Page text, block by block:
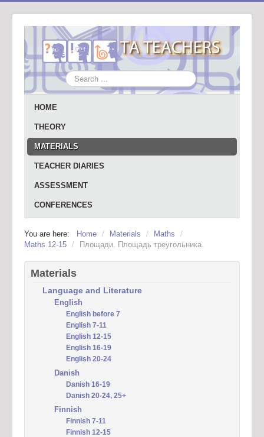
Search
...
HOME
THEORY
MATERIALS
TEACHER DIARIES
ASSESSMENT
CONFERENCES
You are here: Home / Materials / Maths
/
Maths 12-15 / Площади. Площадь треугольника.
Materials
Language and Literature
English
English before 7
English 7-11
English 12-15
English 16-19
English 20-24
Danish
Danish 16-19
Danish 20-24, 25+
Finnish
Finnish 7-11
Finnish 12-15